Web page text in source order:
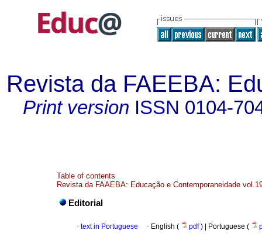
Revista da FAEEBA:
Print version ISSN 0104-
Table of contents
Revista da FAAEBA: Educação e Contemporaneidade
Editorial
· text in Portuguese · English ( pdf) | Portuguese (